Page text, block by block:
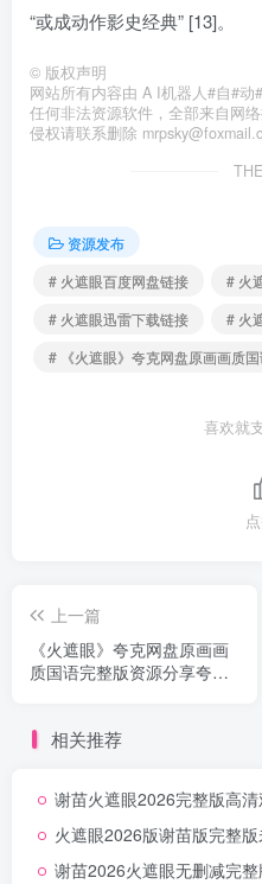
“或成动作影史经典” [13]。
© 版权声明
网站所有内容由 A I机器人#自#
任何非法资源软件，全部来自网
侵权请联系删除
资源发布
# 火遮眼百度网盘链接
# 火
# 火遮眼迅雷下载链接
# 火
# 《火遮眼》夸克网盘原画画质
喜欢就
上一篇
《火遮眼》夸克网盘原画画
质国语完整版资源分享夸克
相关推荐
谢苗火遮眼2026完整版高
火遮眼2026版谢苗版完整
谢苗2026火遮眼无删减完